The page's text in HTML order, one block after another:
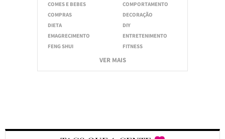
COMES E BEBES
COMPORTAMENTO
COMPRAS
DECORAÇÃO
DIETA
DIY
EMAGRECIMENTO
ENTRETENIMENTO
FENG SHUI
FITNESS
VER MAIS